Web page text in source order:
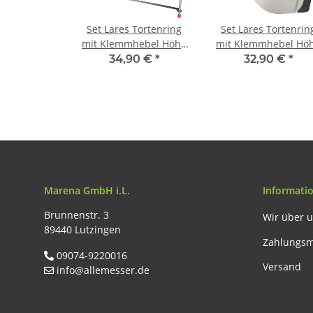
Set Lares Tortenring
mit Klemmhebel Höhe
10 cm und
34,90 € *
Set Lares
mit Klemmhebel
10 cm und32,90 € *
Marena GmbH i.L.
Brunnenstr. 3
89440 Lutzingen
09074-9220016
info@allemesser.de
Wir über
Versand